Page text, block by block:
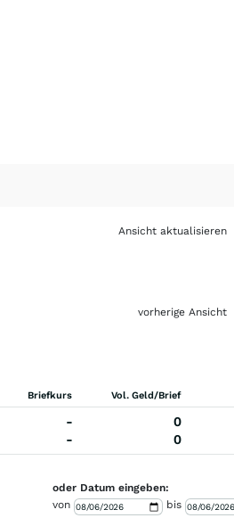
Ansicht aktualisieren
vorherige Ansicht
Briefkurs Vol. Geld/Brief
-
-
0
0
oder Datum eingeben:
von
bis